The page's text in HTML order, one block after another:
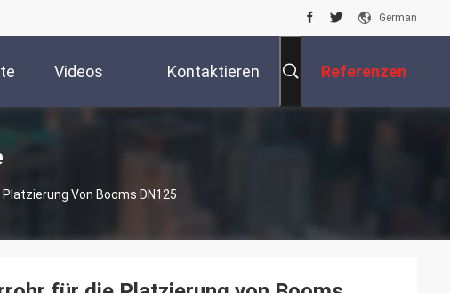
German
Videos Kontaktieren Referenzen
Von Booms DN125